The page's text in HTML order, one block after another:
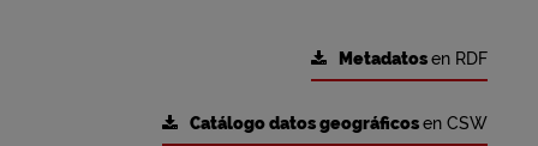
Metadatosen RDF
Catálogo datos geográficosen CSW